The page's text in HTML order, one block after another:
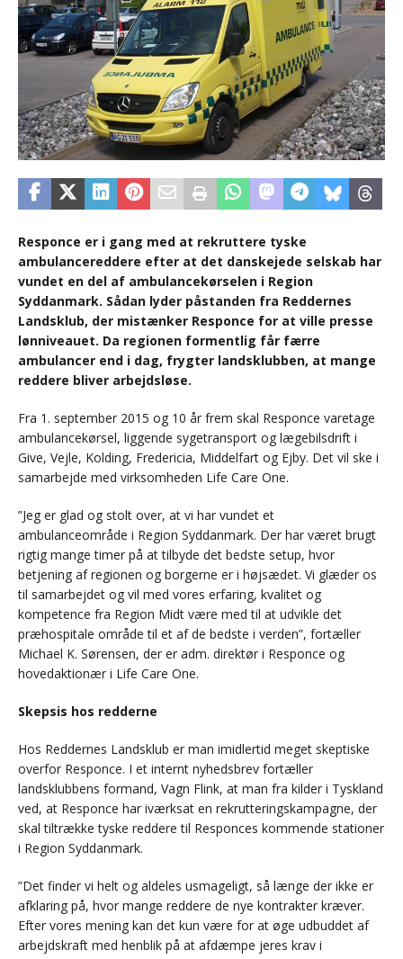
Responce er i gang med at rekruttere tyske
ambulancereddere efter at det danskejede selskab har
vundet en del af ambulancekørselen i Region
Syddanmark. Sådan lyder påstanden fra Reddernes
Landsklub, der mistænker Responce for at ville presse
lønniveauet. Da regionen formentlig får færre
ambulancer end i dag, frygter landsklubben, at mange
reddere bliver arbejdsløse.
Fra 1. september 2015 og 10 år frem skal Responce varetage
ambulancekørsel, liggende sygetransport og lægebilsdrift i
Give, Vejle, Kolding, Fredericia, Middelfart og Ejby. Det vil ske i
samarbejde med virksomheden Life Care One.
”Jeg er glad og stolt over, at vi har vundet et
ambulanceområde i Region Syddanmark. Der har været brugt
rigtig mange timer på at tilbyde det bedste setup, hvor
betjening af regionen og borgerne er i højsædet. Vi glæder os
til samarbejdet og vil med vores erfaring, kvalitet og
kompetence fra Region Midt være med til at udvikle det
præhospitale område til et af de bedste i verden”, fortæller
Michael K. Sørensen, der er adm. direktør i Responce og
hovedaktionær i Life Care One.
Skepsis hos redderne
Hos Reddernes Landsklub er man imidlertid meget skeptiske
overfor Responce. I et internt nyhedsbrev fortæller
landsklubbens formand, Vagn Flink, at man fra kilder i Tyskland
ved, at Responce har iværksat en rekrutteringskampagne, der
skal tiltrække tyske reddere til Responces kommende stationer
i Region Syddanmark.
”Det finder vi helt og aldeles usmageligt, så længe der ikke er
afklaring på, hvor mange reddere de nye kontrakter kræver.
Efter vores mening kan det kun være for at øge udbuddet af
arbejdskraft med henblik på at afdæmpe jeres krav i